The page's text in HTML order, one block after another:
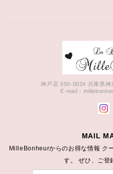
神戸店 650-0024 兵庫県
E-mail：
MAIL
MilleBonheurからのお得な情報 ク
す。 ぜひ、ご登